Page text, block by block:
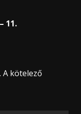
11.
A kötelező